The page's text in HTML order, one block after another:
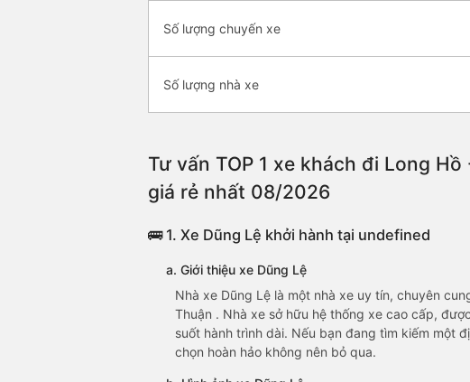
Số lượng chuyến xe
Số lượng nhà xe
Tư vấn TOP 1 xe khách đi Long
giá rẻ nhất 08/2026
🚌 1. Xe Dũng Lệ khởi hành tại undefined
a. Giới thiệu xe Dũng Lệ
Nhà xe Dũng Lệ là một nhà xe uy tín, chuyên
Thuận . Nhà xe sở hữu hệ thống xe cao cấp,
suốt hành trình dài. Nếu bạn đang tìm kiếm một
chọn hoàn hảo không nên bỏ qua.